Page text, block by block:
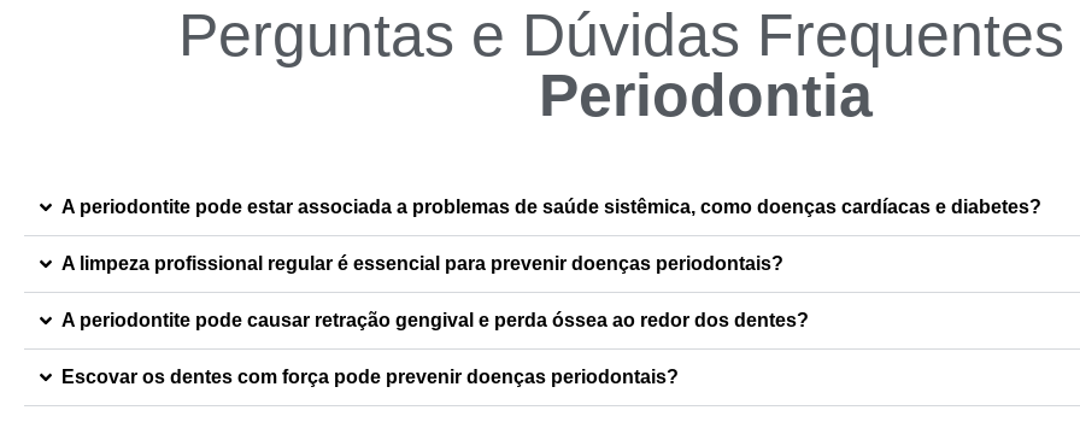
Perguntas e Dúvidas Frequentes
Periodontia
A periodontite pode estar associada a problemas de saúde sistêmica, como doenças cardíacas e diabetes?
A limpeza profissional regular é essencial para prevenir doenças periodontais?
A periodontite pode causar retração gengival e perda óssea ao redor dos dentes?
Escovar os dentes com força pode prevenir doenças periodontais?